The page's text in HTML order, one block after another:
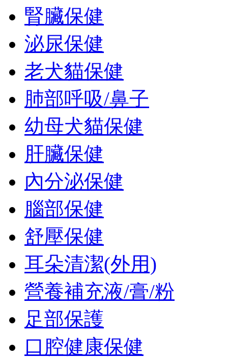
腎臟保健
泌尿保健
老犬貓保健
肺部呼吸/鼻子
幼母犬貓保健
肝臟保健
內分泌保健
腦部保健
舒壓保健
耳朵清潔(外用)
營養補充液/膏/粉
足部保護
口腔健康保健